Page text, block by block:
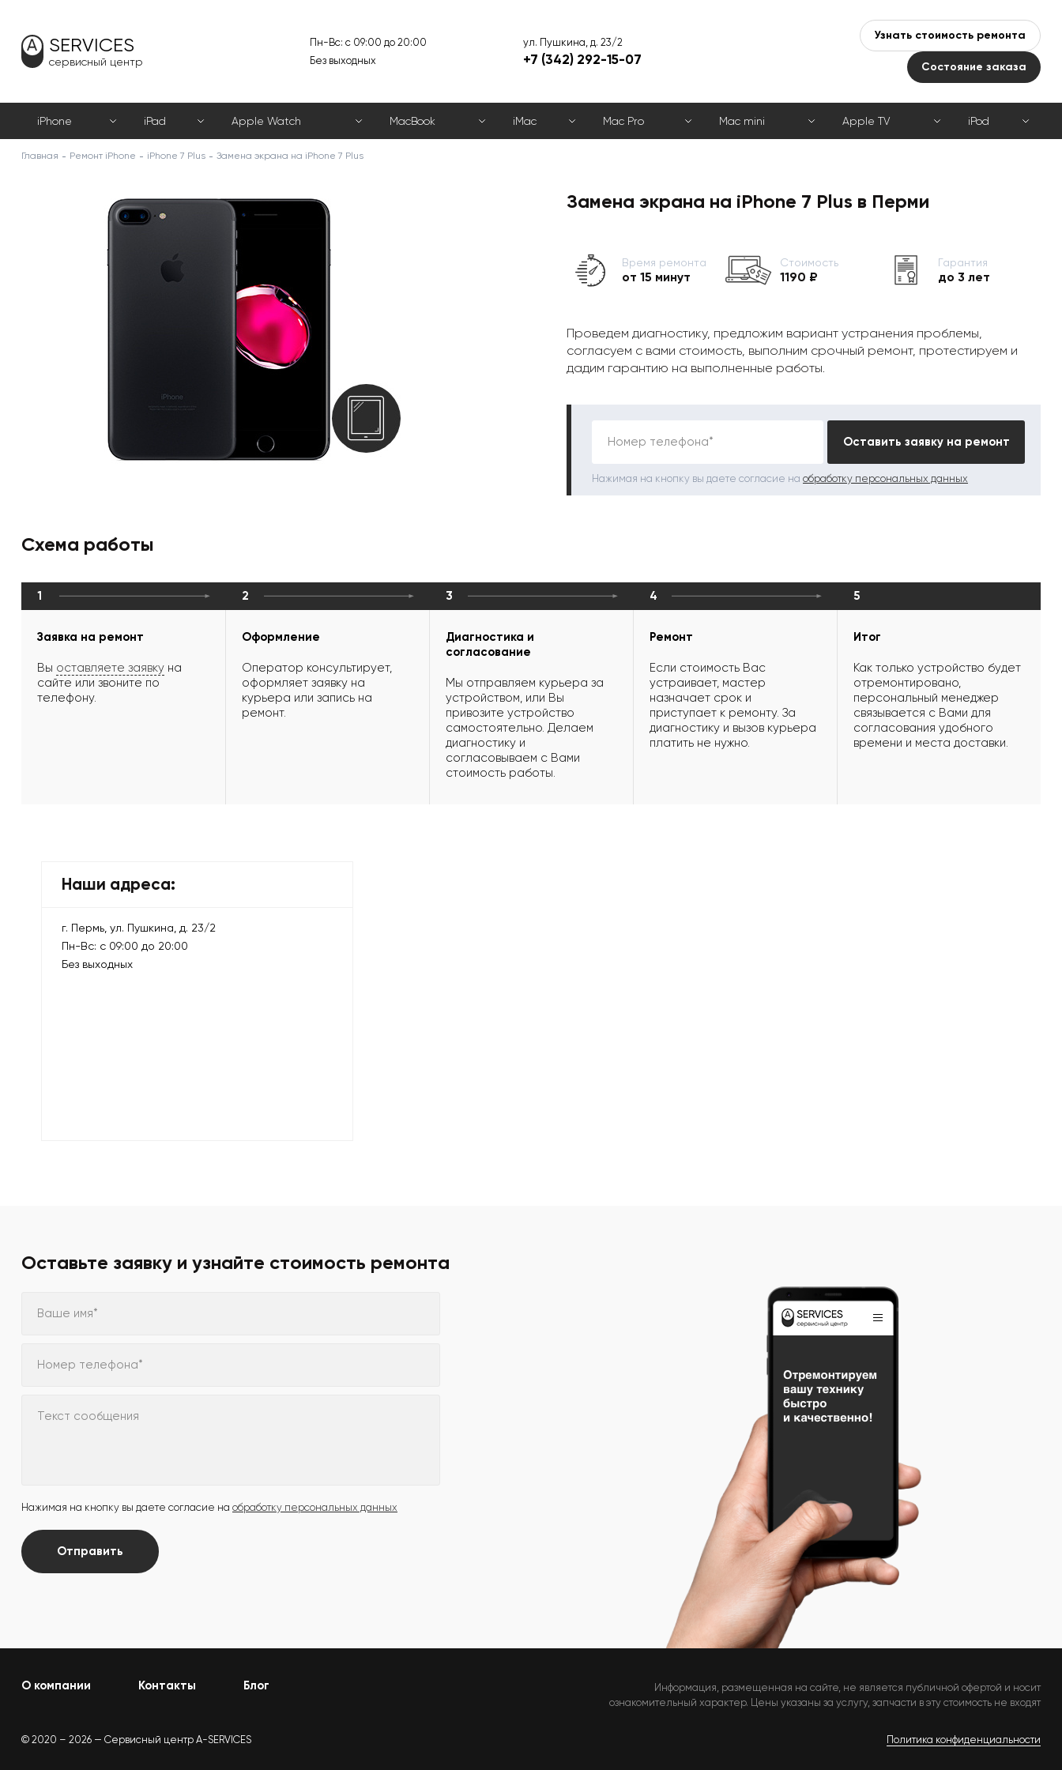
SERVICES
сервисный центр
Пн-Вс: с 09:00 до 20:00
Без выходных
ул. Пушкина, д. 23/2
+7 (342) 292-15-07
Узнать стоимость ремонта
Состояние заказа
iPhone iPad Apple Watch MacBook iMac Mac Pro Mac mini Apple TV iPod
Главная Ремонт iPhone iPhone 7 Plus Замена экрана на iPhone 7 Plus
Замена экрана на iPhone 7 Plus в Перми
Время ремонта
от 15 минут
Стоимость
1190 ₽
Гарантия
до 3 лет
Проведем диагностику, предложим вариант устранения проблемы,
согласуем с вами стоимость, выполним срочный ремонт, протестируем и
дадим гарантию на выполненные работы.
Номер телефона* Оставить заявку на ремонт
Нажимая на кнопку вы даете согласие на обработку персональных данных
Схема работы
1
Заявка на ремонт
Вы оставляете заявку на
сайте или звоните по
телефону.
2
Оформление
Оператор консультирует,
оформляет заявку на
курьера или запись на
ремонт.
3
Диагностика и
согласование
Мы отправляем курьера за
устройством, или Вы
привозите устройство
самостоятельно. Делаем
диагностику и
согласовываем с Вами
стоимость работы.
4
Ремонт
Если стоимость Вас
устраивает, мастер
назначает срок и
приступает к ремонту. За
диагностику и вызов курьера
платить не нужно.
5
Итог
Как только устройство будет
отремонтировано,
персональный менеджер
связывается с Вами для
согласования удобного
времени и места доставки.
Наши адреса:
г. Пермь, ул. Пушкина, д. 23/2
Пн-Вс: с 09:00 до 20:00
Без выходных
Оставьте заявку и узнайте стоимость ремонта
Ваше имя*
Номер телефона*
Текст сообщения
Нажимая на кнопку вы даете согласие на обработку персональных данных
Отправить
О компании Контакты Блог
Информация, размещенная на сайте, не является публичной офертой и носит
ознакомительный характер. Цены указаны за услугу, запчасти в эту стоимость не входят
© 2020 – 2026 — Сервисный центр A-SERVICES Политика конфиденциальности